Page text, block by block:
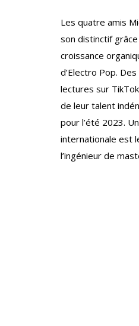
Les quatre amis
son distinctif
croissance
d’Electro Pop.
lectures sur
de leur talent
pour l’été 2023.
internationale est
l’ingénieur de